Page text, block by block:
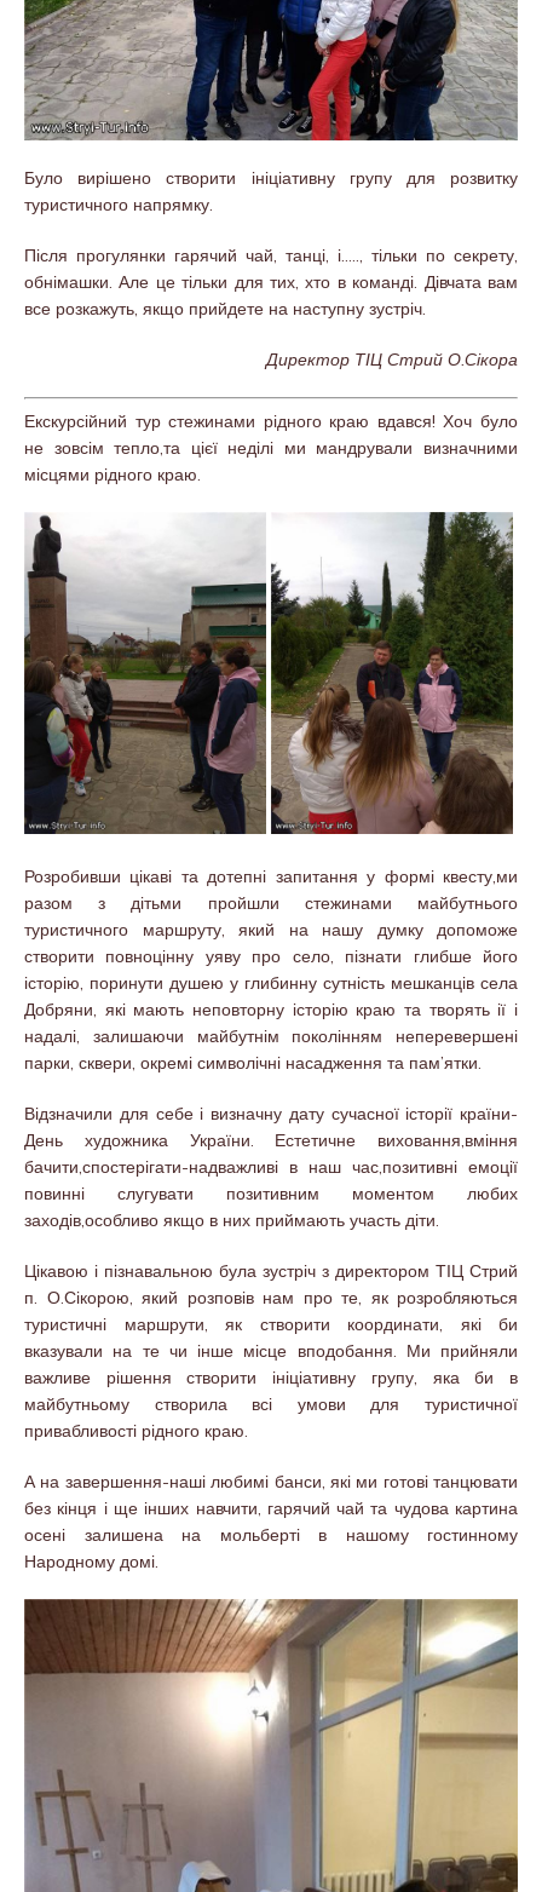
Було вирішено створити ініціативну групу для розвитку
туристичного напрямку.
Після прогулянки гарячий чай, танці, і….., тільки по секрету,
обнімашки. Але це тільки для тих, хто в команді. Дівчата вам
все розкажуть, якщо прийдете на наступну зустріч.
Директор ТІЦ Стрий О.Сікора
Екскурсійний тур стежинами рідного краю вдався! Хоч було
не зовсім тепло,та цієї неділі ми мандрували визначними
місцями рідного краю.
Розробивши цікаві та дотепні запитання у формі квесту,ми
разом з дітьми пройшли стежинами майбутнього
туристичного маршруту, який на нашу думку допоможе
створити повноцінну уяву про село, пізнати глибше його
історію, поринути душею у глибинну сутність мешканців села
Добряни, які мають неповторну історію краю та творять ії і
надалі, залишаючи майбутнім поколінням неперевершені
парки, сквери, окремі символічні насадження та пам’ятки.
Відзначили для себе і визначну дату сучасної історії країни-
День художника України. Естетичне виховання,вміння
бачити,спостерігати-надважливі в наш час,позитивні емоції
повинні слугувати позитивним моментом любих
заходів,особливо якщо в них приймають участь діти.
Цікавою і пізнавальною була зустріч з директором ТІЦ Стрий
п. О.Сікорою, який розповів нам про те, як розробляються
туристичні маршрути, як створити координати, які би
вказували на те чи інше місце вподобання. Ми прийняли
важливе рішення створити ініціативну групу, яка би в
майбутньому створила всі умови для туристичної
привабливості рідного краю.
А на завершення-наші любимі банси, які ми готові танцювати
без кінця і ще інших навчити, гарячий чай та чудова картина
осені залишена на мольберті в нашому гостинному
Народному домі.